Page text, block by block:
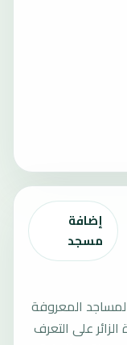
إضافة
مسجد
المعروفة
على التعرف